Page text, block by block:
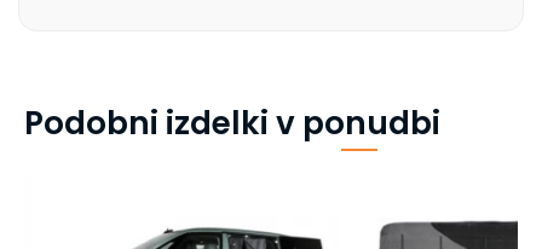
Podobni izdelki v ponudbi